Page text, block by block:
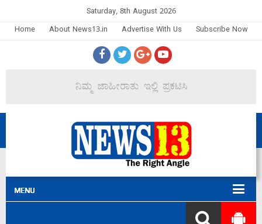
Saturday, 8th August 2026
Home
About News13.in Advertise With Us Subscribe Now